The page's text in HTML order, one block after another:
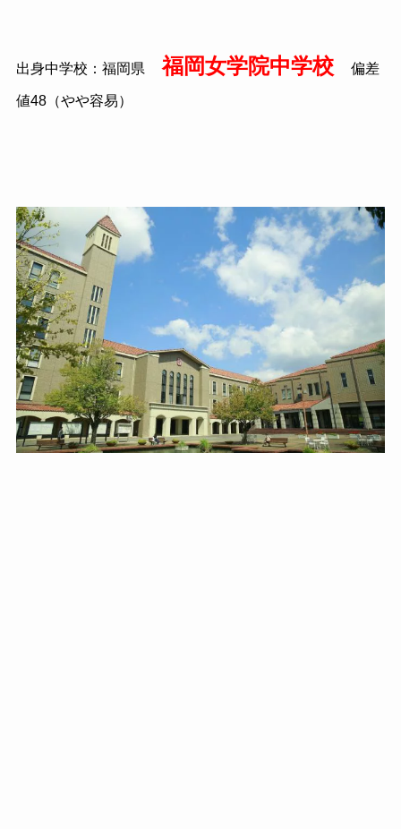
出身中学校：福岡県 福岡女学院中学校 偏差
値48（やや容易）